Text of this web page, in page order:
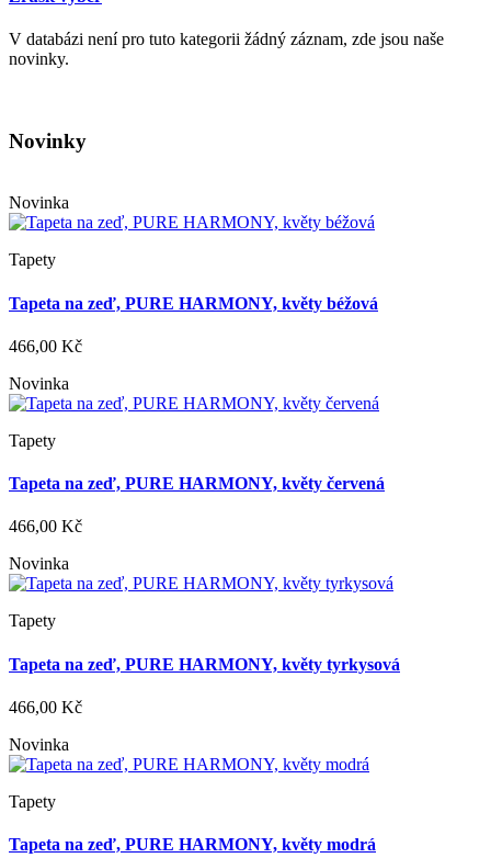
V databázi není pro tuto kategorii žádný záznam, zde jsou naše
novinky.
Novinky
Novinka
Tapety
Tapeta na zeď, PURE HARMONY, květy béžová
466,00 Kč
Novinka
Tapety
Tapeta na zeď, PURE HARMONY, květy červená
466,00 Kč
Novinka
Tapety
Tapeta na zeď, PURE HARMONY, květy tyrkysová
466,00 Kč
Novinka
Tapety
Tapeta na zeď, PURE HARMONY, květy modrá